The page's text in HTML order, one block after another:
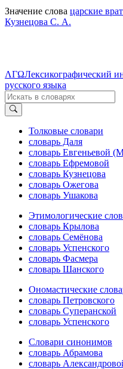
Значение слова царские
Кузнецова С. А.
ΛΓΩЛексикографический
русского языка
Толковые словари
словарь Даля
словарь Евгеньевой
словарь Ефремовой
словарь Кузнецова
словарь Ожегова
словарь Ушакова
Этимологические
словарь Крылова
словарь Семёнова
словарь Успенского
словарь Фасмера
словарь Шанского
Ономастические
словарь Петровского
словарь Суперанской
словарь Успенского
Словари синонимов
словарь Абрамова
словарь